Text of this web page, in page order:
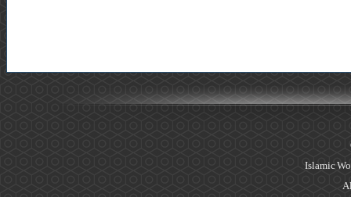
Islamic